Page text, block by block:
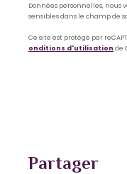
Données personnelles, nous
sensibles dans le champ de
Ce site est protégé par
onditions d'utilisation de
partager